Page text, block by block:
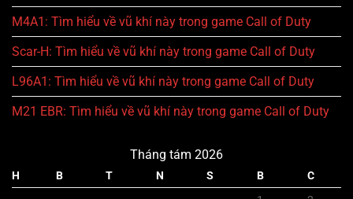
M4A1: Tìm hiểu về vũ khí này trong game Call of Duty
Scar-H: Tìm hiểu về vũ khí này trong game Call of Duty
L96A1: Tìm hiểu về vũ khí này trong game Call of Duty
M21 EBR: Tìm hiểu về vũ khí này trong game Call of Duty
Tháng tám 2026
H B T N S B
C